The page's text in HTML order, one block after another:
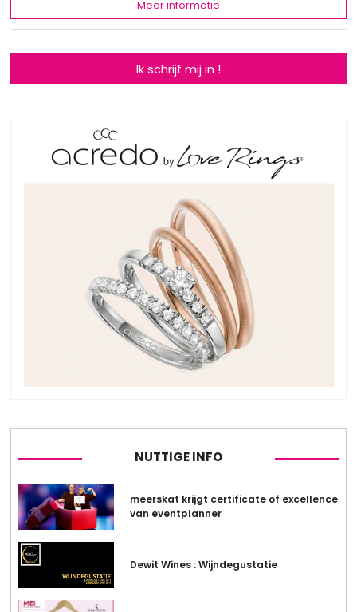
Meer informatie
Ik schrijf mij in !
NUTTIGE INFO
meerskat krijgt certificate of excellence
van eventplanner
Dewit Wines : Wijndegustatie